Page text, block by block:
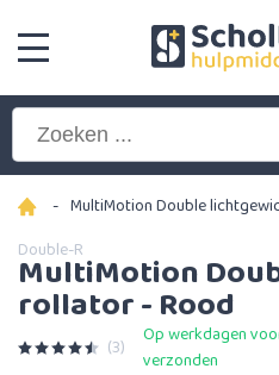
- MultiMotion Double
Double-R
MultiMotion
rollator - Rood
(3)
Op werkdagen
verzonden